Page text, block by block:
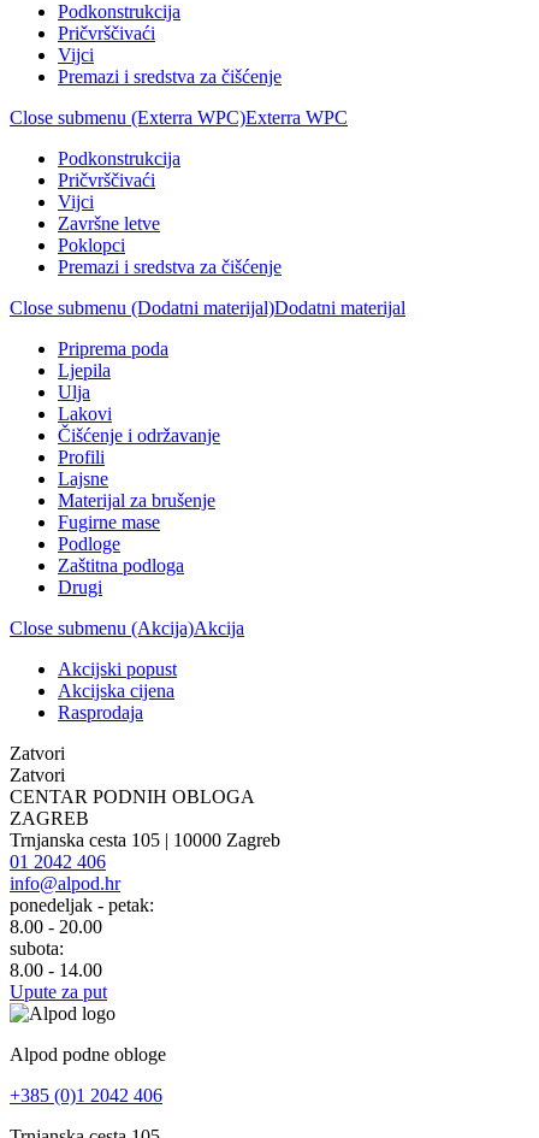
Podkonstrukcija
Pričvrščivaći
Vijci
Premazi i sredstva za čišćenje
Close submenu (Exterra WPC)Exterra WPC
Podkonstrukcija
Pričvrščivaći
Vijci
Završne letve
Poklopci
Premazi i sredstva za čišćenje
Close submenu (Dodatni materijal)Dodatni materijal
Priprema poda
Ljepila
Ulja
Lakovi
Čišćenje i održavanje
Profili
Lajsne
Materijal za brušenje
Fugirne mase
Podloge
Zaštitna podloga
Drugi
Close submenu (Akcija)Akcija
Akcijski popust
Akcijska cijena
Rasprodaja
Zatvori
Zatvori
CENTAR PODNIH OBLOGA
ZAGREB
Trnjanska cesta 105 | 10000 Zagreb
01 2042 406
info@alpod.hr
ponedeljak - petak:
8.00 - 20.00
subota:
8.00 - 14.00
Upute za put
Alpod podne obloge
+385 (0)1 2042 406